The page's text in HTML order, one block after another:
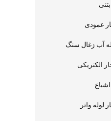
عمودی
آب زغال سنگ
الکتریکی
اشباع
لوله واتر